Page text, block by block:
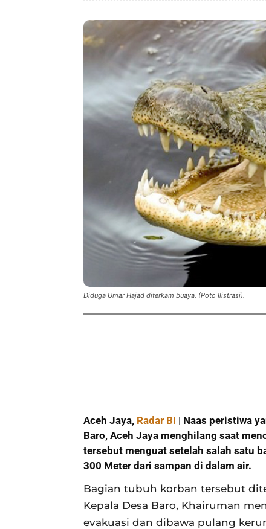
Diduga Umar Hajad diterkam buaya, (Poto Ilistrasi).
Aceh Jaya, Radar BI | Naas peristiwa
Baro, Aceh Jaya menghilang saat
tersebut menguat setelah salah satu
300 Meter dari sampan di dalam air.
Bagian tubuh korban tersebut
Kepala Desa Baro, Khairuman
evakuasi dan dibawa pulang